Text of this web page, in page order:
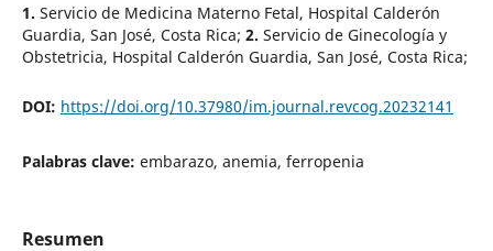
1. Servicio de Medicina Materno Fetal, Hospital Calderón
Guardia, San José, Costa Rica; 2. Servicio de Ginecología y
Obstetricia, Hospital Calderón Guardia, San José, Costa Rica;
DOI: https://doi.org/10.37980/im.journal.revcog.20232141
Palabras clave: embarazo, anemia, ferropenia
Resumen